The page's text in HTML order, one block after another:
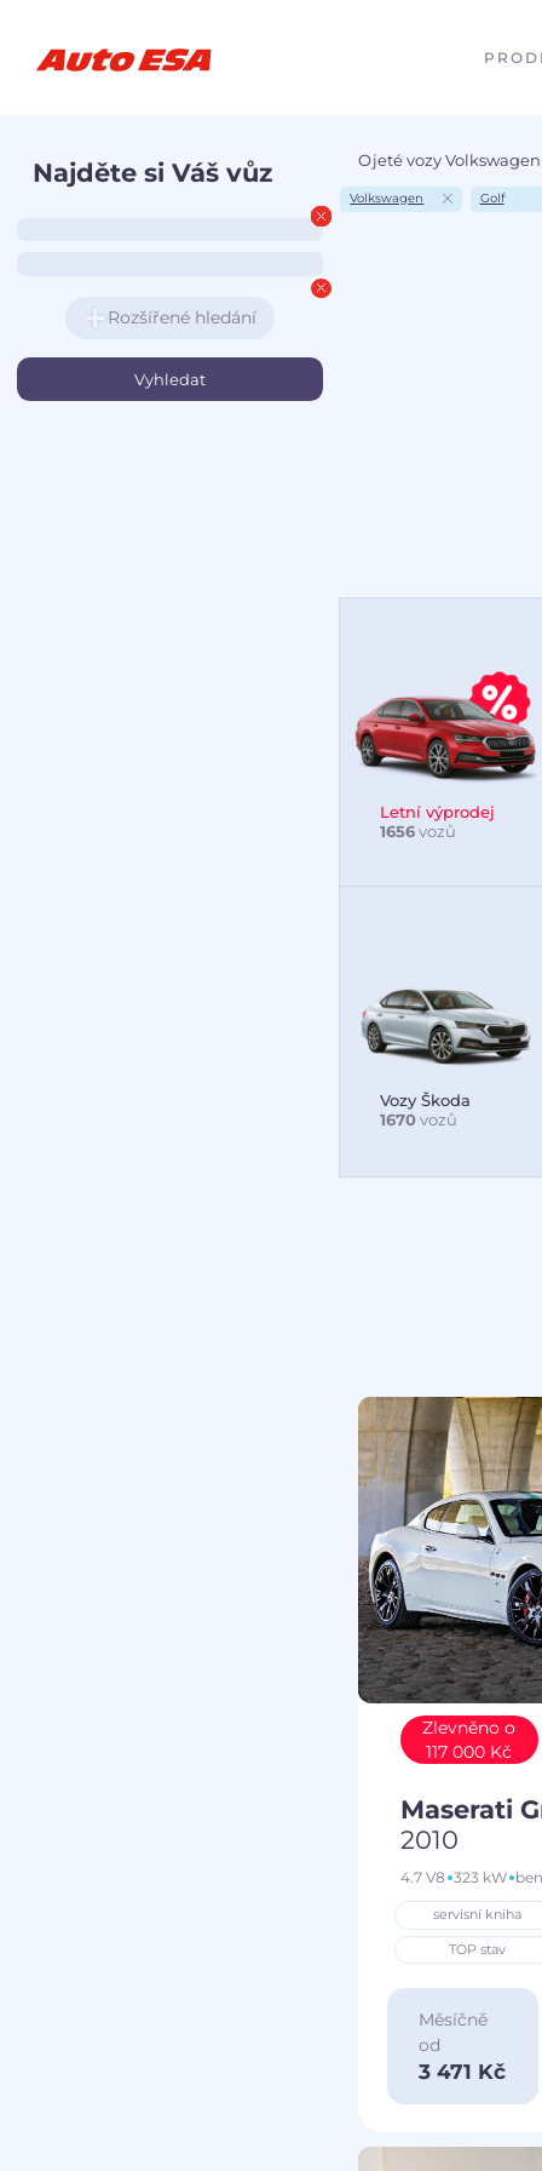
Najděte si Váš vůz
Rozšířené hledání
Ojeté vozy
Volkswagen Golf
Letní výprodej
1656vozů
Vozy Škoda
1670vozů
Zlevněno o
117 000 Kč
Maserati
2010
4.7 V8 323 kW
servisní kniha
TOP stav
Měsíčně
od
3 471 Kč